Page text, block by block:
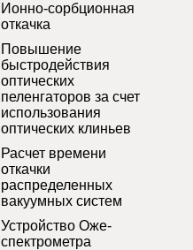
Ионно-сорбционная
откачка
Повышение
быстродействия
оптических
пеленгаторов за счет
использования
оптических клиньев
Расчет времени
откачки
распределенных
вакуумных систем
Устройство Оже-
спектрометра